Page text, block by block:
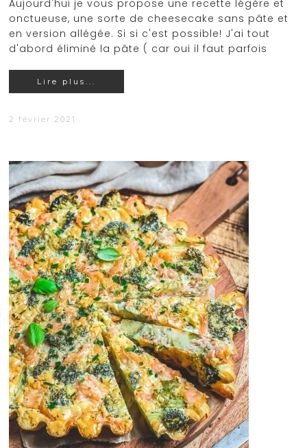
Aujourd'hui je vous propose une recette légère et
onctueuse, une sorte de cheesecake sans pâte et
en version allégée. Si si c'est possible! J'ai tout
d'abord éliminé la pâte ( car oui il faut parfois
Lire plus...
2 février 2021